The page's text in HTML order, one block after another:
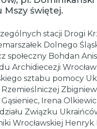
Mszy świętej.
stacji Drogi
Dolnego
społeczny Bohdan
Archidiecezji
sztabu pomocy
Irena
Związku
Wrocławskiej Henryk